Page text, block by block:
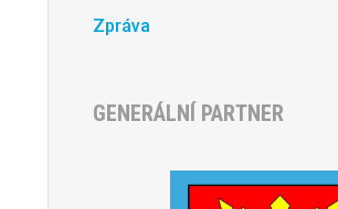
Zpráva
GENERÁLNÍ PARTNER